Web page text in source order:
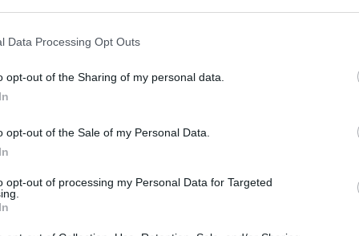
Data Processing Opt Outs
opt-out of the Sharing of my personal data.
opt-out of the Sale of my Personal Data.
opt-out of processing my Personal Data for Targeted
segnala comunque che nel 2025
le sanzioni ha toccato
ai 761,315 del 2024
pubblicati dall’Inl riferiti al
(la maggioranza sono gli
del numero di Ispettori di
anni dalla decretazione